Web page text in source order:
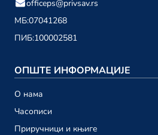
01. децембар
новембар 2023.
24. новембар
Привредни саветник ТВ 197
officeps@privsav.rs
МБ:07041268
ПИБ:100002581
ОПШТЕ ИНФОРМАЦИЈЕ
О намa
Часописи
Приручници и књиге